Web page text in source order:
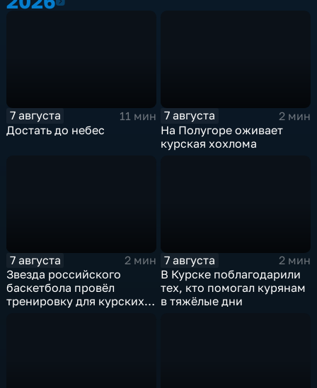
7 августа
11 мин
Достать до небес
7 августа
2 мин
На Полугоре оживает
курская хохлома
7 августа
2 мин
Звезда российского
баскетбола провёл
тренировку для курских
7 августа
2 мин
В Курске поблагодарили
тех, кто помогал курянам
в тяжёлые дни